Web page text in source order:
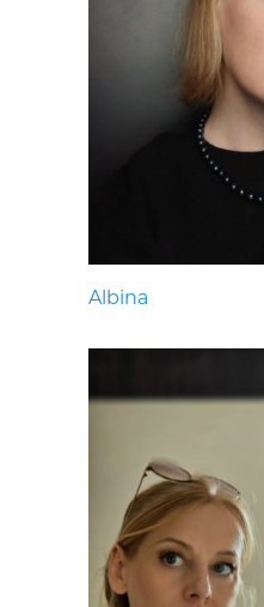
Albina